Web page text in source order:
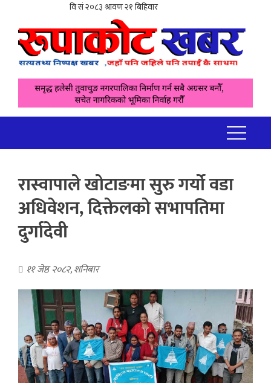
रास्वापाले खोटाङमा सुरु गर्यो वडा
अधिवेशन, दिक्तेलको सभापतिमा
दुर्गादेवी
११ जेष्ठ २०८२, शनिबार